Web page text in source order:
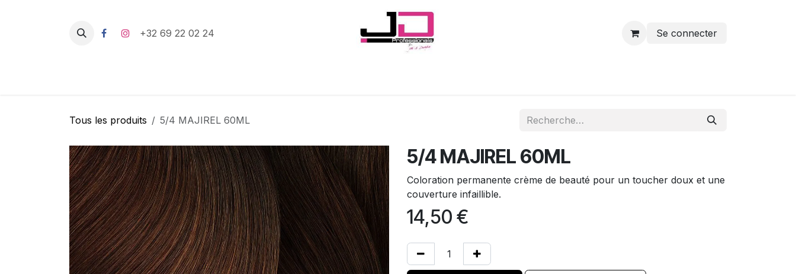
+32 69 22 02 24 Se connecter
Tous les produits 5/4 MAJIREL 60ML
5/4 MAJIREL 60ML
Coloration permanente crème de beauté pour un toucher doux et une
couverture infaillible.
14,50 €